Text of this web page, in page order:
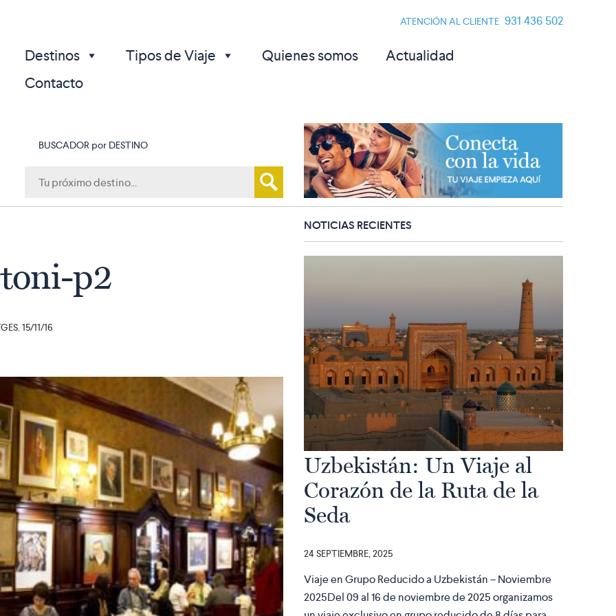
ATENCIÓN AL CLIENTE 931 436 502
Destinos Tipos de Viaje Quienes somos
Actualidad
Contacto
BUSCADOR por DESTINO
p
p2
15/11/16
NOTICIAS RECIENTES
Uzbekistán: Un Viaje al
Corazón de la Ruta de la
Seda
24 SEPTIEMBRE, 2025
Viaje en Grupo Reducido a Uzbekistán – Noviembre
2025Del 09 al 16 de noviembre de 2025 organizamos